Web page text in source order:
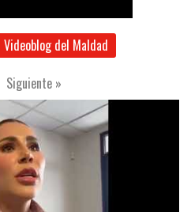
del Maldad
Siguiente »